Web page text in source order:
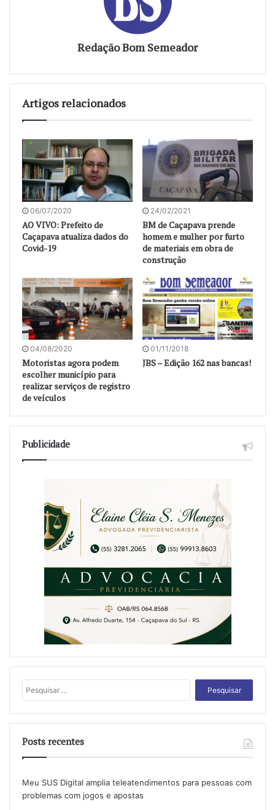
Redação Bom Semeador
Artigos relacionados
06/07/2020
AO VIVO: Prefeito de
Caçapava atualiza dados do
Covid-19
24/02/2021
BM de Caçapava prende
homem e mulher por furto
de materiais em obra de
construção
04/08/2020
Motoristas agora podem
escolher município para
realizar serviços de registro
de veículos
01/11/2018
JBS – Edição 162 nas bancas!
Publicidade
Pesquisar
por:
Posts recentes
Meu SUS Digital amplia teleatendimentos para pessoas com
problemas com jogos e apostas